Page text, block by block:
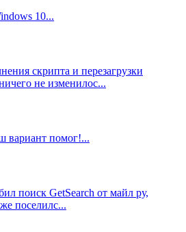
10...
скрипта и перезагрузки
не изменилос...
вариант помог!...
поиск GetSearch от майл ру,
поселилс...